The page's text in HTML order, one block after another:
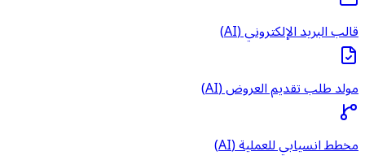
قالب البريد الإلكتروني (AI)
مولد طلب تقديم العروض (AI)
مخطط انسيابي للعملية (AI)